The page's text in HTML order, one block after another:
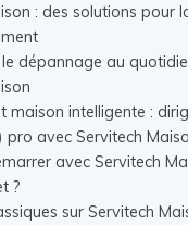
: des solutions pour
le dépannage au
maison intelligente :
pro avec Servitech
avec Servitech
?
sur Servitech